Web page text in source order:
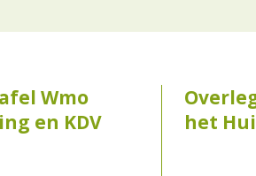
Wmo
en KDV
het